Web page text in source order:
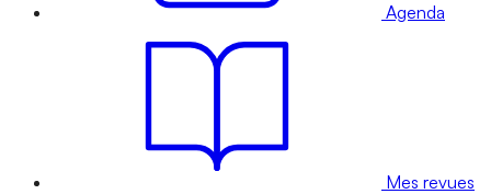
Agenda
Mes revues